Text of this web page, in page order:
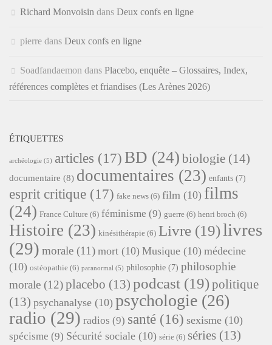
Richard Monvoisin dans Deux confs en ligne
pierre dans Deux confs en ligne
Soadfandaemon dans Placebo, enquête – Glossaires, Index,
références complètes et friandises (Les Arènes 2026)
ÉTIQUETTES
archéologie (5) articles (17) BD (24) biologie (14)
documentaire (8) documentaires (23) enfants (7)
esprit critique (17) fake news (6) film (10) films
(24) France Culture (6) féminisme (9) guerre (6) henri broch (6)
Histoire (23) kinésithérapie (6) Livre (19)livres
(29) morale (11) mort (10) Musique (10) médecine
(10) ostéopathie (6) paranormal (5) philosophie (7) philosophie
morale (12)placebo (13) podcast (19)politique
(13) psychanalyse (10) psychologie (26)
radio (29) radios (9) santé (16) sexisme (10)
spécisme (9) Sécurité sociale (10) série (6) séries (13)